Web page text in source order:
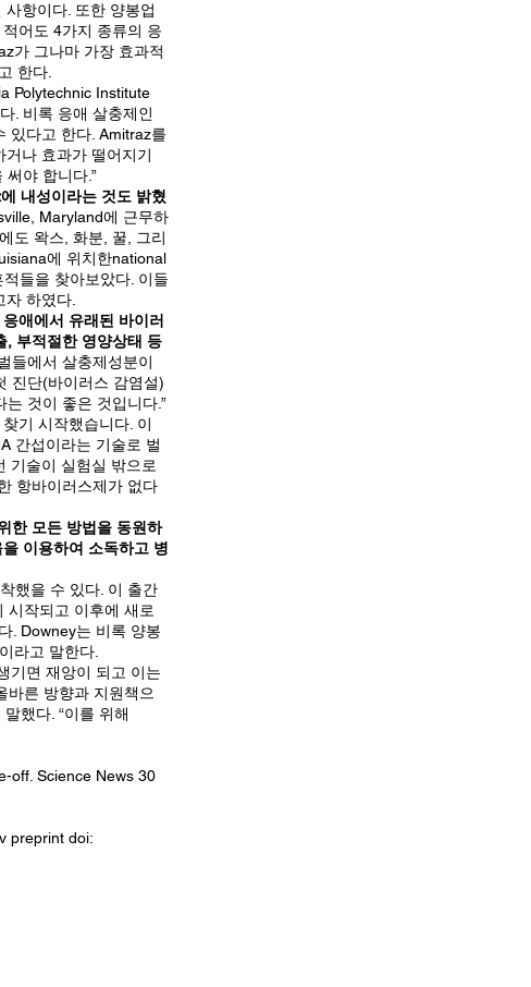
항이다. 또한 양봉업
어도 4가지 종류의 응
가 그나마 가장 효과적
한다.
Polytechnic Institute
. 비록 응애 살충제인
있다고 한다. Amitraz를
나 효과가 떨어지기
야 합니다.”
내성이라는 것도 밝혔
Maryland에 근무하
도 왁스, 화분, 꿀, 그리
에 위치한national
들을 찾아보았다. 이들
하였다.
애에서 유래된 바이러
, 부적절한 영양상태 등
들에서 살충제성분이
진단(바이러스 감염설)
것이 좋은 것입니다.”
기 시작했습니다. 이
간섭이라는 기술로 벌
기술이 실험실 밖으로
항바이러스제가 없다
한 모든 방법을 동원하
이용하여 소독하고 병
했을 수 있다. 이 출간
시작되고 이후에 새로
. Downey는 비록 양봉
라고 말한다.
기면 재앙이 되고 이는
바른 방향과 지원책으
했다. “이를 위해
off. Science News 30
preprint doi: